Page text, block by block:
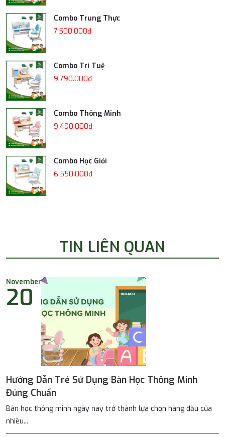
Combo Trung Thực
7.500.000đ
Combo Trí Tuệ
9.790.000đ
Combo Thông Minh
9.490.000đ
Combo Học Giỏi
6.550.000đ
TIN LIÊN QUAN
November
20
Hướng Dẫn Trẻ Sử Dụng Bàn Học Thông Minh
Đúng Chuẩn
Bàn học thông minh ngày nay trở thành lựa chọn hàng đầu của
nhiều...